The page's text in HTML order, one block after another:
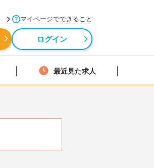
マイページでできること
ログイン
最近見た求人